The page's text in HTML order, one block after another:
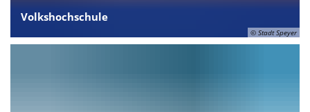
© Stadt Speyer
Volkshochschule